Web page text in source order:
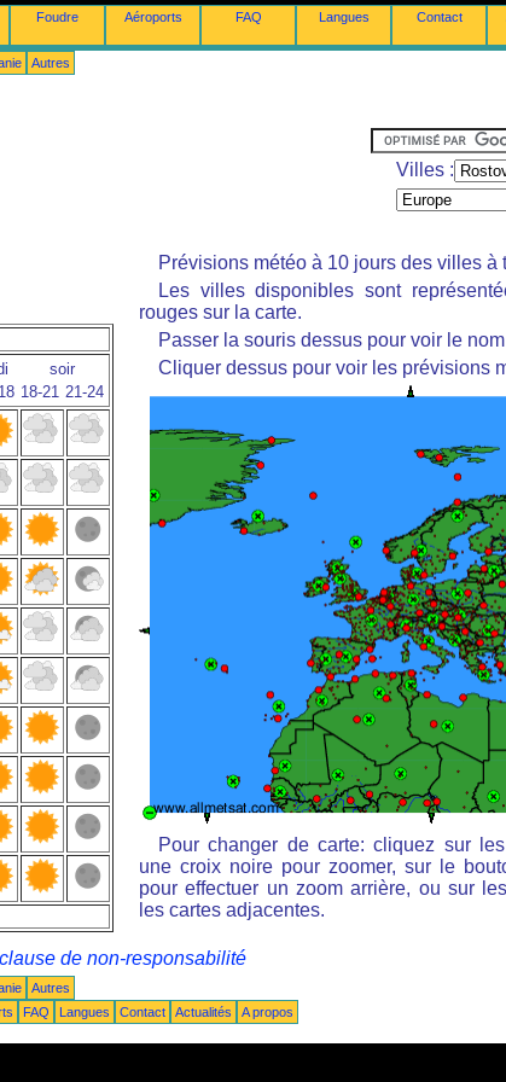
Foudre Aéroports FAQ Langues Contact
Autres
Villes :
soir
18-21 21-24
Prévisions météo à 10 jours des villes à
Les villes disponibles sont
rouges sur la carte.
Passer la souris dessus pour voir le
Cliquer dessus pour voir les prévisions
Pour changer de carte: cliquez sur
une croix noire pour zoomer, sur le
pour effectuer un zoom arrière, ou sur
les cartes adjacentes.
clause de non-responsabilité
Autres
FAQ Langues Contact Actualités A propos